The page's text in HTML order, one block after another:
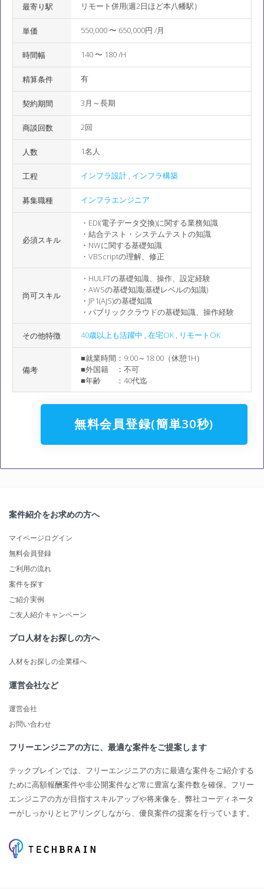
最寄り駅 リモート併用(週2日ほど本八幡駅）
単価 550,000 〜 650,000円 /月
時間幅 140 〜 180 /H
精算条件 有
契約期間 3月～長期
商談回数 2回
人数 1名人
工程 インフラ設計 , インフラ構築
募集職種 インフラエンジニア
必須スキル
・EDI(電子データ交換)に関する業務知識
・結合テスト・システムテストの知識
・NWに関する基礎知識
・VBScriptの理解、修正
尚可スキル
・HULFTの基礎知識、操作、設定経験
・AWSの基礎知識(基礎レベルの知識)
・JP1(AJS)の基礎知識
・パブリッククラウドの基礎知識、操作経験
その他特徴 40歳以上も活躍中 , 在宅OK, リモートOK
備考
■就業時間：9:00～18:00（休憩1H）
■外国籍 ：不可
■年齢 ：40代迄
無料会員登録(簡単30秒)
案件紹介をお求めの方へ
マイページログイン
無料会員登録
ご利用の流れ
案件を探す
ご紹介実例
ご友人紹介キャンペーン
プロ人材をお探しの方へ
人材をお探しの企業様へ
運営会社など
運営会社
お問い合わせ
フリーエンジニアの方に、最適な案件をご提案します
テックブレインでは、フリーエンジニアの方に最適な案件をご紹介する
ために高額報酬案件や非公開案件など常に豊富な案件数を確保。フリー
エンジニアの方が目指すスキルアップや将来像を、弊社コーディネータ
ーがしっかりとヒアリングしながら、優良案件の提案を行っています。